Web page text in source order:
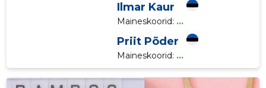
Ilmar Kaur
Maineskoorid: ...
Priit Põder
Maineskoorid: ...